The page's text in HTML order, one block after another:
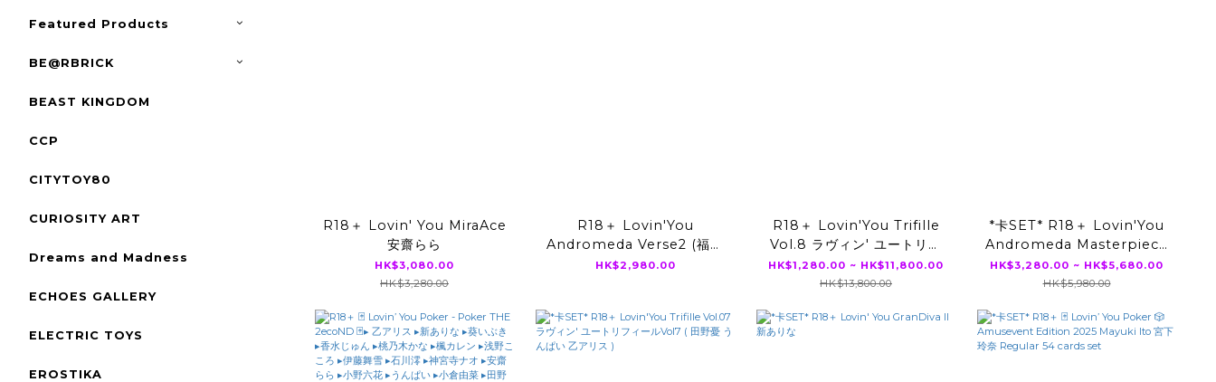
Featured Products
BE@RBRICK
BEAST KINGDOM
CCP
CITYTOY80
CURIOSITY ART
Dreams and Madness
ECHOES GALLERY
ELECTRIC TOYS
EROSTIKA
R18＋ Lovin' You MiraAce
安齋らら
HK$3,080.00
HK$3,280.00
R18＋ Lovin'You
Andromeda Verse2 (福田
ゆあ 、石川澪、金松季歩、瀬
HK$2,980.00
R18＋ Lovin'You Trifille
Vol.8 ラヴィン' ユートリフ
ィールVol.8 ( 森日向子 宮下
玲奈 藤森里穂 )
HK$1,280.00 ~ HK$11,800.00
HK$13,800.00
*卡SET* R18＋ Lovin'You
Andromeda Masterpiece
Edition (新ありな 、桃乃木
かな、宮下玲奈、村上悠華)
HK$3,280.00 ~ HK$5,680.00
HK$5,980.00